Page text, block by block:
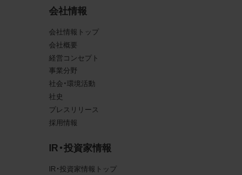
会社情報
会社情報トップ
会社概要
経営コンセプト
事業分野
社会・環境活動
社史
プレスリリース
採用情報
IR・投資家情報
IR・投資家情報トップ